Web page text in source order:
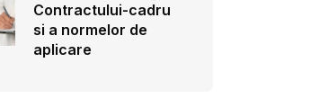
Contractului-cadru
si a normelor de
aplicare